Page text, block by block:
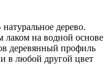
дерево.
на водной основе
деревянный профиль
в любой другой цвет